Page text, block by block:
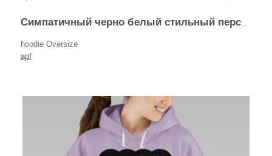
Симпатичный черно белый стильный персонаж кролик необычный зверек
hoodie Oversize
apf